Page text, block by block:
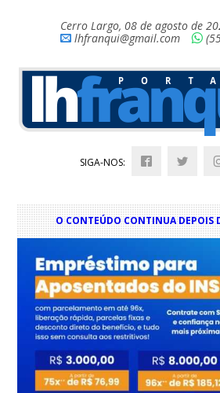
Cerro Largo, 08 de agosto de
lhfranqui@gmail.com
SIGA-NOS:
O CONTEÚDO CONTINUA DEPOIS